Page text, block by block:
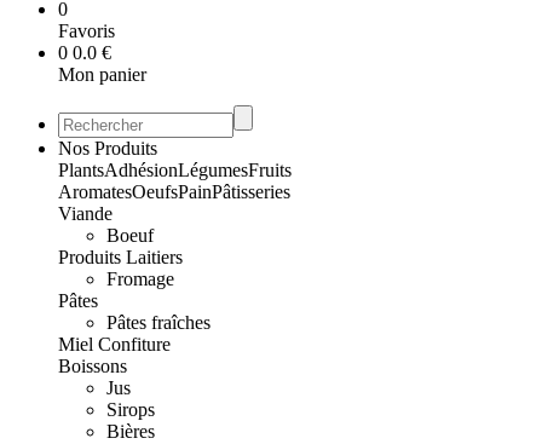
0
Favoris
0 0.0 €
Mon panier
Nos Produits
PlantsAdhésionLégumesFruits
AromatesOeufsPainPâtisseries
Viande
Boeuf
Produits Laitiers
Fromage
Pâtes
Pâtes fraîches
Miel Confiture
Boissons
Jus
Sirops
Bières